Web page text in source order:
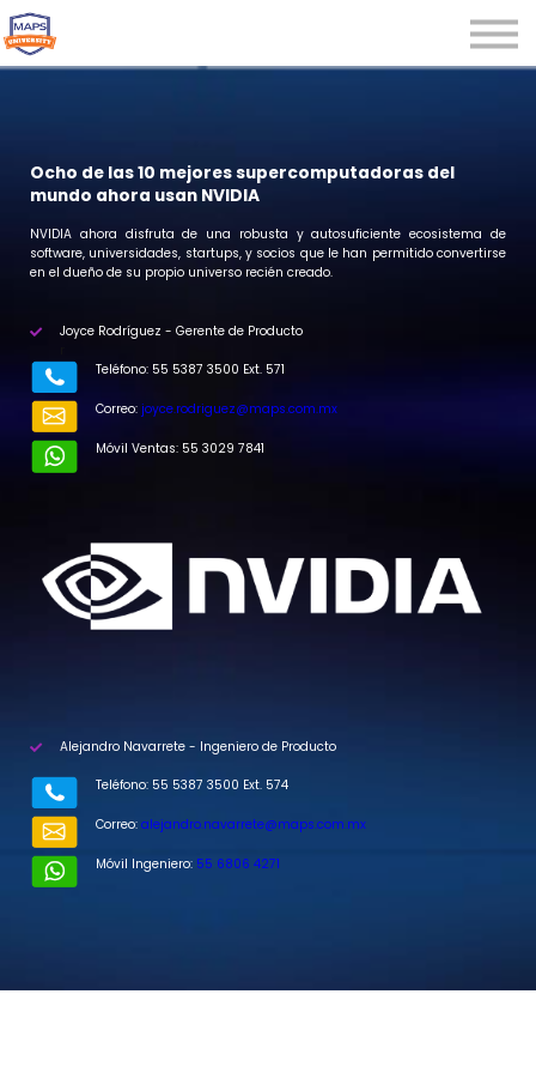
Seminarios
Iniciar sesión
Ocho de las 10 mejores supercomputadoras del
mundo ahora usan NVIDIA
NVIDIA ahora disfruta de una robusta y autosuficiente ecosistema de
software, universidades, startups, y socios que le han permitido convertirse
en el dueño de su propio universo recién creado.
Joyce Rodríguez - Gerente de Producto
Teléfono: 55 5387 3500 Ext. 571
Correo: joyce.rodriguez@maps.com.mx
Móvil Ventas: 55 3029 7841
Alejandro Navarrete - Ingeniero de Producto
Teléfono: 55 5387 3500 Ext. 574
Correo: alejandro.navarrete@maps.com.mx
Móvil Ingeniero: 55 6806 4271